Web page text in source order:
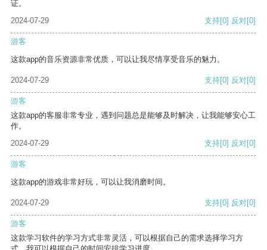
证。
2024-07-29
支持[0] 反对[0]
游客
这款app的音乐资源非常优质，可以让我尽情享受音乐的魅力。
2024-07-29 支持[0] 反对[0]
游客
这款app的客服非常专业，遇到问题总是能够及时解决，让我能够安心工
作。
2024-07-29
支持[0] 反对[0]
游客
这款app的游戏非常好玩，可以让我消磨时间。
2024-07-29 支持[0] 反对[0]
游客
这款学习软件的学习方式非常灵活，可以根据自己的需求选择学习方